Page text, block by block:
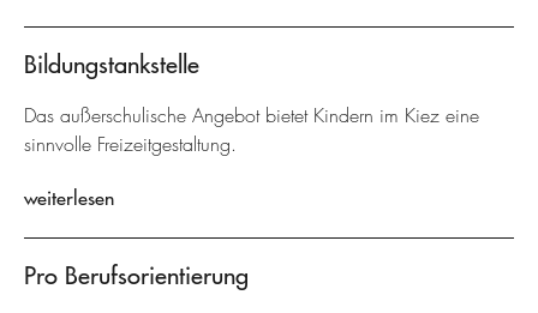
Bildungstankstelle
Das außerschulische Angebot bietet Kindern im Kiez eine
sinnvolle Freizeitgestaltung.
weiterlesen
Pro Berufsorientierung